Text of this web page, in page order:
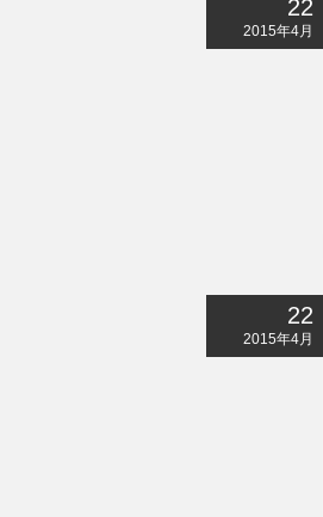
22
2015年4月
22
2015年4月